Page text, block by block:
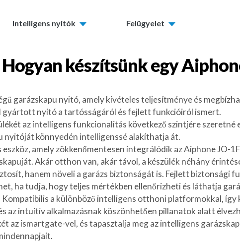
Intelligens nyitók Felügyelet
Hogyan készítsünk egy
garázskapu nyitó, amely kivételes teljesítménye és
gyártott nyitó a tartósságáról és fejlett funkcióiról ismert.
az intelligens funkcionalitás következő szintjére
nyitóját könnyedén intelligenssé alakíthatja át.
amely zökkenőmentesen integrálódik az Aiphone JO-
Akár otthon van, akár távol, a készülék néhány
hanem növeli a garázs biztonságát is. Fejlett biztonsági
ha tudja, hogy teljes mértékben ellenőrizheti és láthatja
a különböző intelligens otthoni platformokkal,
az intuitív alkalmazásnak köszönhetően pillanatok alatt
az ismartgate-vel, és tapasztalja meg az intelligens